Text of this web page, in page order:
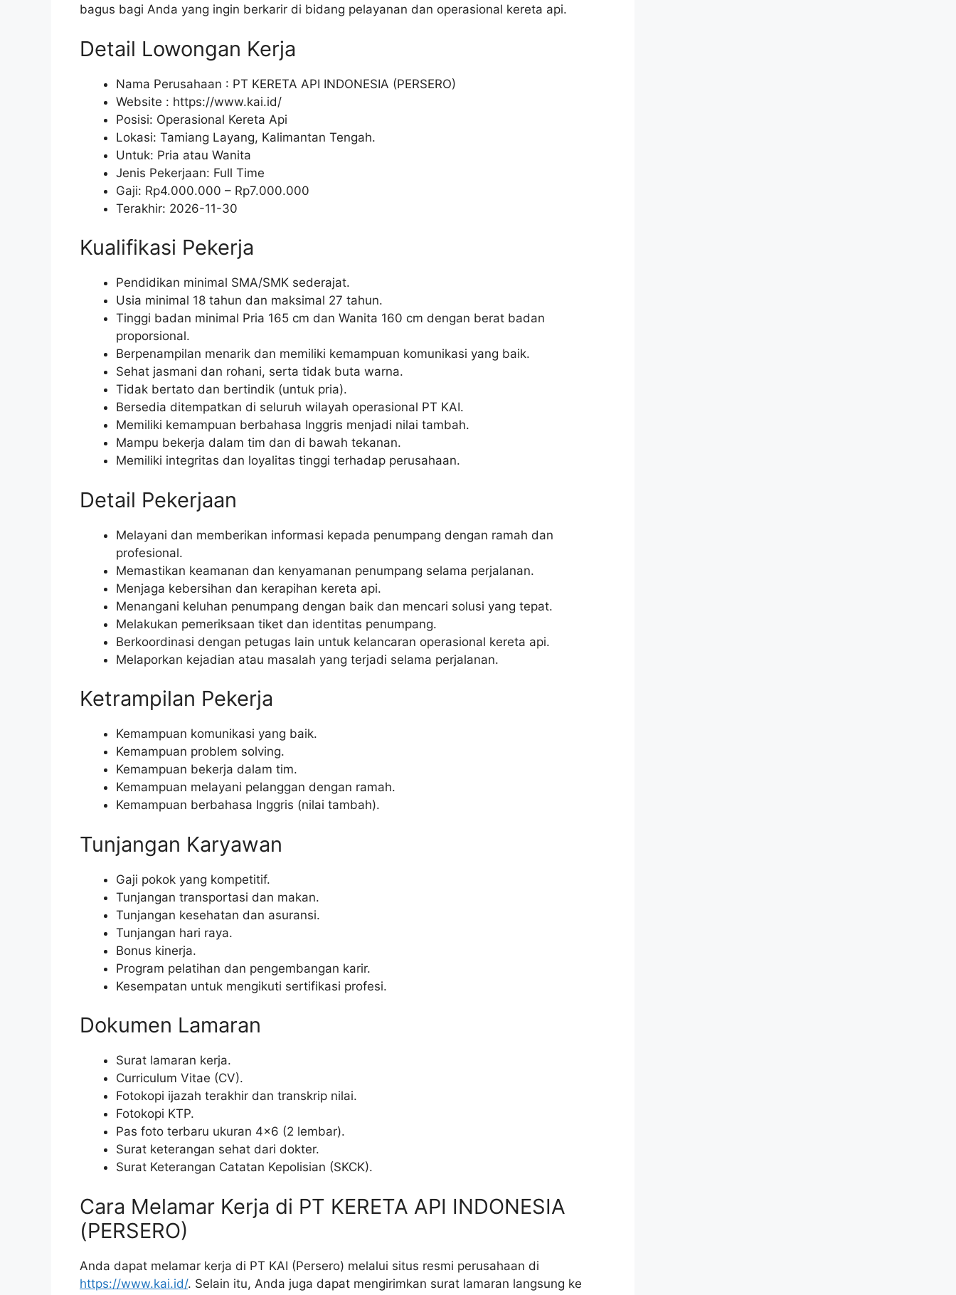
bagus bagi Anda yang ingin berkarir di bidang pelayanan dan operasional kereta api.
Detail Lowongan Kerja
Nama Perusahaan : PT KERETA API INDONESIA (PERSERO)
Website : https://www.kai.id/
Posisi: Operasional Kereta Api
Lokasi: Tamiang Layang, Kalimantan Tengah.
Untuk: Pria atau Wanita
Jenis Pekerjaan: Full Time
Gaji: Rp4.000.000 – Rp7.000.000
Terakhir: 2026-11-30
Kualifikasi Pekerja
Pendidikan minimal SMA/SMK sederajat.
Usia minimal 18 tahun dan maksimal 27 tahun.
Tinggi badan minimal Pria 165 cm dan Wanita 160 cm dengan berat badan
proporsional.
Berpenampilan menarik dan memiliki kemampuan komunikasi yang baik.
Sehat jasmani dan rohani, serta tidak buta warna.
Tidak bertato dan bertindik (untuk pria).
Bersedia ditempatkan di seluruh wilayah operasional PT KAI.
Memiliki kemampuan berbahasa Inggris menjadi nilai tambah.
Mampu bekerja dalam tim dan di bawah tekanan.
Memiliki integritas dan loyalitas tinggi terhadap perusahaan.
Detail Pekerjaan
Melayani dan memberikan informasi kepada penumpang dengan ramah dan
profesional.
Memastikan keamanan dan kenyamanan penumpang selama perjalanan.
Menjaga kebersihan dan kerapihan kereta api.
Menangani keluhan penumpang dengan baik dan mencari solusi yang tepat.
Melakukan pemeriksaan tiket dan identitas penumpang.
Berkoordinasi dengan petugas lain untuk kelancaran operasional kereta api.
Melaporkan kejadian atau masalah yang terjadi selama perjalanan.
Ketrampilan Pekerja
Kemampuan komunikasi yang baik.
Kemampuan problem solving.
Kemampuan bekerja dalam tim.
Kemampuan melayani pelanggan dengan ramah.
Kemampuan berbahasa Inggris (nilai tambah).
Tunjangan Karyawan
Gaji pokok yang kompetitif.
Tunjangan transportasi dan makan.
Tunjangan kesehatan dan asuransi.
Tunjangan hari raya.
Bonus kinerja.
Program pelatihan dan pengembangan karir.
Kesempatan untuk mengikuti sertifikasi profesi.
Dokumen Lamaran
Surat lamaran kerja.
Curriculum Vitae (CV).
Fotokopi ijazah terakhir dan transkrip nilai.
Fotokopi KTP.
Pas foto terbaru ukuran 4×6 (2 lembar).
Surat keterangan sehat dari dokter.
Surat Keterangan Catatan Kepolisian (SKCK).
Cara Melamar Kerja di PT KERETA API INDONESIA
(PERSERO)
Anda dapat melamar kerja di PT KAI (Persero) melalui situs resmi perusahaan di
https://www.kai.id/. Selain itu, Anda juga dapat mengirimkan surat lamaran langsung ke